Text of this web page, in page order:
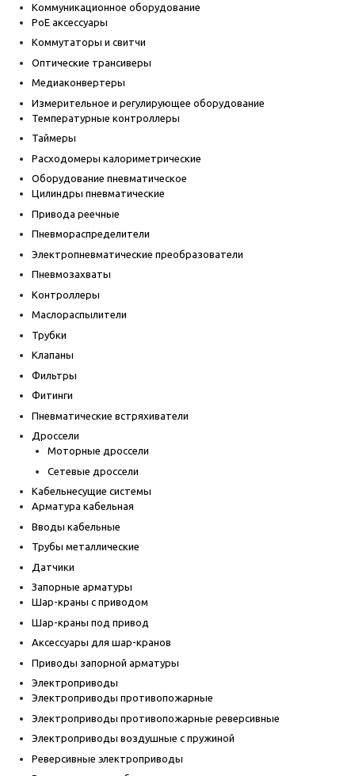
Коммуникационное оборудование
PoE аксессуары
Коммутаторы и свитчи
Оптические трансиверы
Медиаконвертеры
Измерительное и регулирующее оборудование
Температурные контроллеры
Таймеры
Расходомеры калориметрические
Оборудование пневматическое
Цилиндры пневматические
Привода реечные
Пневмораспределители
Электропневматические преобразователи
Пневмозахваты
Контроллеры
Маслораспылители
Трубки
Клапаны
Фильтры
Фитинги
Пневматические встряхиватели
Дроссели
Моторные дроссели
Сетевые дроссели
Кабельнесущие системы
Арматура кабельная
Вводы кабельные
Трубы металлические
Датчики
Запорные арматуры
Шар-краны с приводом
Шар-краны под привод
Аксессуары для шар-кранов
Приводы запорной арматуры
Электроприводы
Электроприводы противопожарные
Электроприводы противопожарные реверсивные
Электроприводы воздушные с пружиной
Реверсивные электроприводы